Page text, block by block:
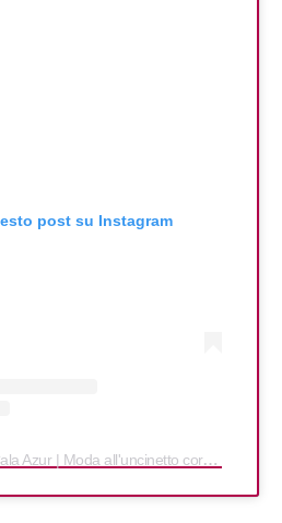
post su Instagram
Un post condiviso da Cala Azur | Moda all'uncinetto corsa (@cala_azur)